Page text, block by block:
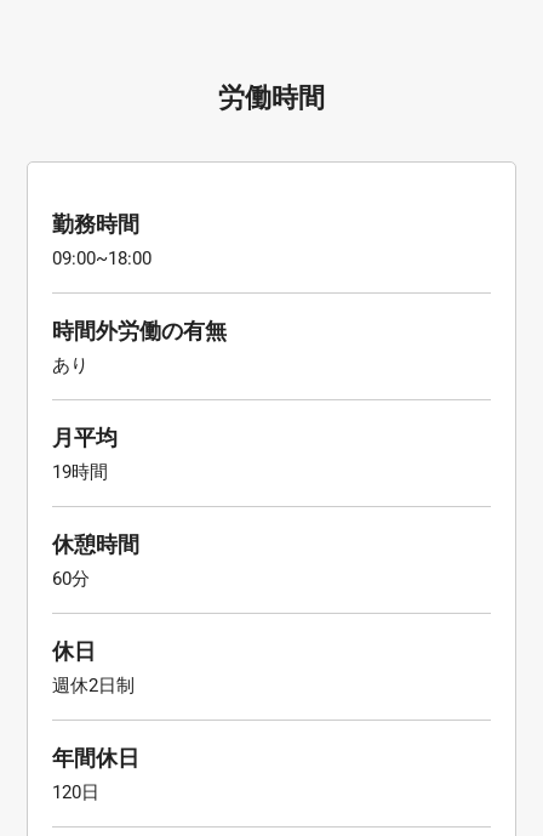
労働時間
勤務時間
09:00~18:00
時間外労働の有無
あり
月平均
19時間
休憩時間
60分
休日
週休2日制
年間休日
120日